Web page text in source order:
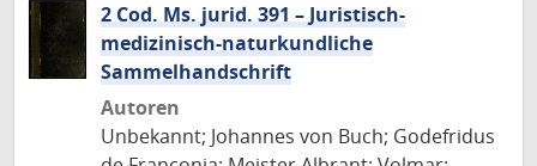
2 Cod. Ms. jurid. 391 – Juristisch-
medizinisch-naturkundliche
Sammelhandschrift
Autoren
Unbekannt; Johannes von Buch; Godefridus